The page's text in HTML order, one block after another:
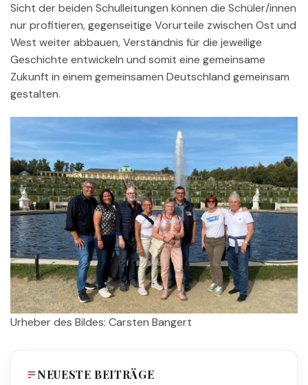
Sicht der beiden Schulleitungen können die Schüler/innen
nur profitieren, gegenseitige Vorurteile zwischen Ost und
West weiter abbauen, Verständnis für die jeweilige
Geschichte entwickeln und somit eine gemeinsame
Zukunft in einem gemeinsamen Deutschland gemeinsam
gestalten.
Urheber des Bildes: Carsten Bangert
NEUESTE BEITRÄGE